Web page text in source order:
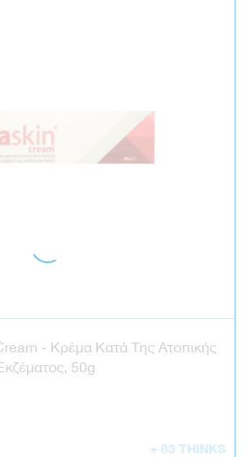
- Κρέμα Κατά Της Ατοπικής
50g
+ 83 THINKS